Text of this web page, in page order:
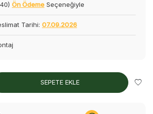
Ön Ödeme Seçeneğiyle
Tarihi: 07.09.2026
SEPETE EKLE